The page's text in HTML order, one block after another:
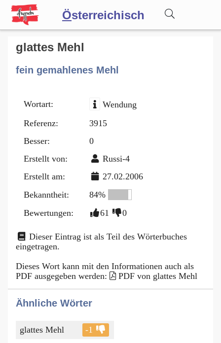
Österreichisch
Wörterbuch
Forum
Blog
glattes Mehl
fein gemahlenes Mehl
Wortart:
Wendung
Referenz:
3915
Besser:
0
Erstellt von:
Russi-4
Erstellt am:
27.02.2006
Bekanntheit:
84%
Bewertungen:
61 0
Dieser Eintrag ist als Teil des Wörterbuches
eingetragen.
Dieses Wort kann mit den Informationen auch als
PDF ausgegeben werden:
PDF von glattes Mehl
Ähnliche Wörter
glattes Mehl -1